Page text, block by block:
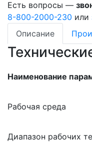
Есть вопросы —
8-800-2000-230 или
Описание
Наименование
Рабочая среда
Диапазон рабочих